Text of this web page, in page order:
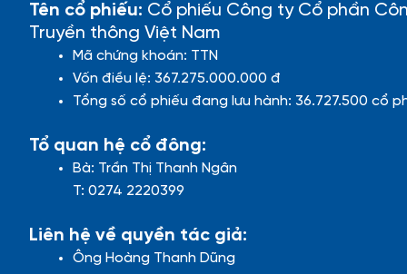
Tên cổ phiếu: Cổ phiếu Công ty Cổ phần
Truyền thông Việt Nam
Mã chứng khoán: TTN
Vốn điều lệ: 367.275.000.000 đ
Tổng số cổ phiếu đang lưu hành: 36.727.500 cổ
Tổ quan hệ cổ đông:
Bà: Trần Thị Thanh Ngân
T: 0274 2220399
Liên hệ về quyền tác giả:
Ông Hoàng Thanh Dũng